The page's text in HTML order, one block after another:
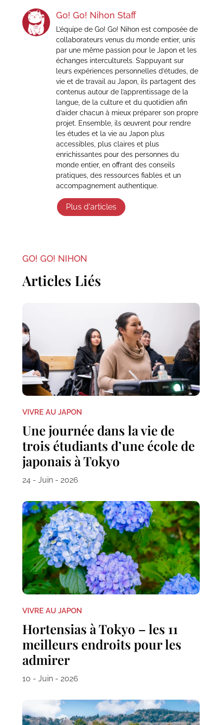
Go! Go! Nihon Staff
L’équipe de Go! Go! Nihon est composée de
collaborateurs venus du monde entier, unis
par une même passion pour le Japon et les
échanges interculturels. S’appuyant sur
leurs expériences personnelles d’études, de
vie et de travail au Japon, ils partagent des
contenus autour de l’apprentissage de la
langue, de la culture et du quotidien afin
d’aider chacun à mieux préparer son propre
projet. Ensemble, ils œuvrent pour rendre
les études et la vie au Japon plus
accessibles, plus claires et plus
enrichissantes pour des personnes du
monde entier, en offrant des conseils
pratiques, des ressources fiables et un
accompagnement authentique.
Plus d'articles
GO! GO! NIHON
Articles Liés
VIVRE AU JAPON
Une journée dans la vie de
trois étudiants d’une école de
japonais à Tokyo
24 - Juin - 2026
VIVRE AU JAPON
Hortensias à Tokyo – les 11
meilleurs endroits pour les
admirer
10 - Juin - 2026